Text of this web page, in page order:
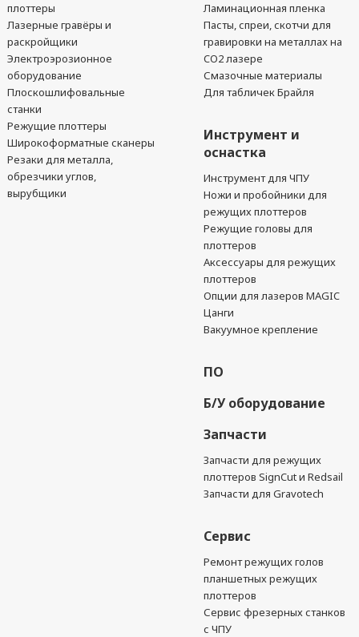
плоттеры
Лазерные гравёры и
раскройщики
Электроэрозионное
оборудование
Плоскошлифовальные
станки
Режущие плоттеры
Широкоформатные сканеры
Резаки для металла,
обрезчики углов,
вырубщики
Ламинационная пленка
Пасты, спреи, скотчи для
гравировки на металлах на
CO2 лазере
Смазочные материалы
Для табличек Брайля
Инструмент и
оснастка
Инструмент для ЧПУ
Ножи и пробойники для
режущих плоттеров
Режущие головы для
плоттеров
Аксессуары для режущих
плоттеров
Опции для лазеров MAGIC
Цанги
Вакуумное крепление
ПО
Б/У оборудование
Запчасти
Запчасти для режущих
плоттеров SignCut и Redsail
Запчасти для Gravotech
Сервис
Ремонт режущих голов
планшетных режущих
плоттеров
Сервис фрезерных станков
с ЧПУ